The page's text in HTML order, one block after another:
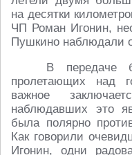
на десятки
ЧП Роман Игонин,
Пушкино наблюдали
В передаче
пролетающих над
важное
наблюдавших это
была полярно
Как говорили
Игонин, одни